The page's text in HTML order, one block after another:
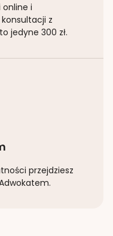
online i
z
jedyne 300 zł.
przejdziesz